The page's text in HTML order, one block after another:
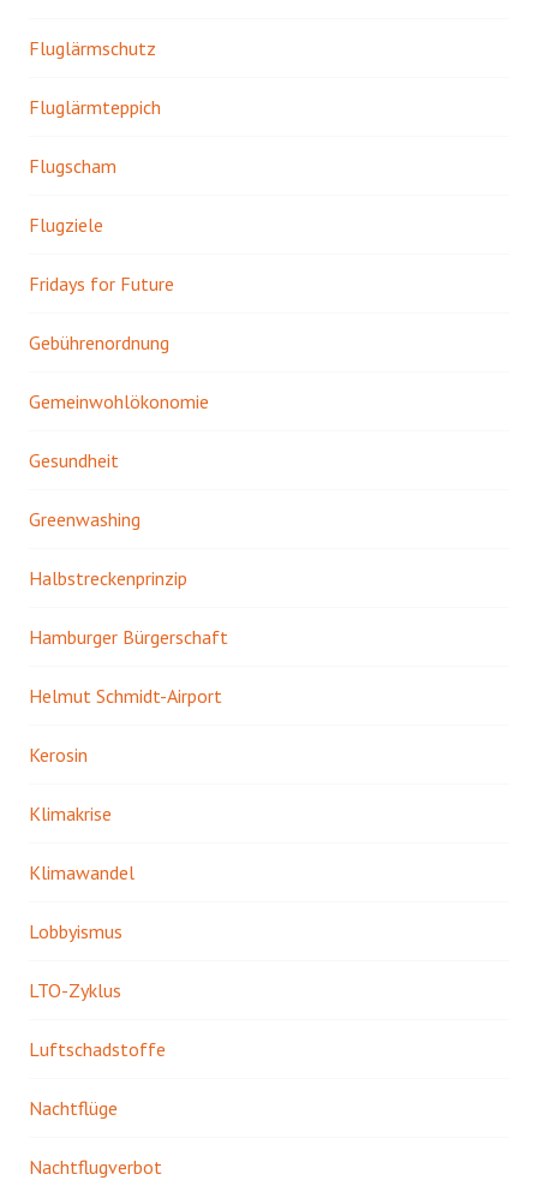
Fluglärmschutz
Fluglärmteppich
Flugscham
Flugziele
Fridays for Future
Gebührenordnung
Gemeinwohlökonomie
Gesundheit
Greenwashing
Halbstreckenprinzip
Hamburger Bürgerschaft
Helmut Schmidt-Airport
Kerosin
Klimakrise
Klimawandel
Lobbyismus
LTO-Zyklus
Luftschadstoffe
Nachtflüge
Nachtflugverbot